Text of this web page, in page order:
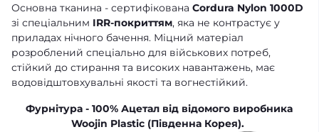
Основна тканина - сертифікована Cordura Nylon 1000D
зі спеціальним IRR-покриттям, яка не контрастує у
приладах нічного бачення. Міцний матеріал
розроблений спеціально для військових потреб,
стійкий до стирання та високих навантажень, має
водовідштовхувальні якості та вогнестійкий.
Фурнітура - 100% Ацетал від відомого виробника
Woojin Plastic (Південна Корея).